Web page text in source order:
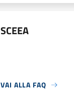
SCEEA
VAI ALLA FAQ